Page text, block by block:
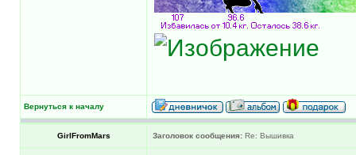
Вернуться к началу
GirlFromMars Заголовок сообщения: Re: Вышивка